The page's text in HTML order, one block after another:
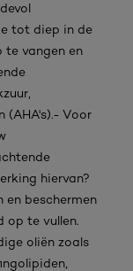
tot diep in de
te vangen en
(AHA's).- Voor
hiervan?
en beschermen
op te vullen.
oliën zoals